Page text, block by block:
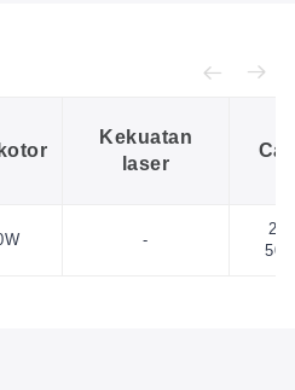
Kekuatan
laser
-